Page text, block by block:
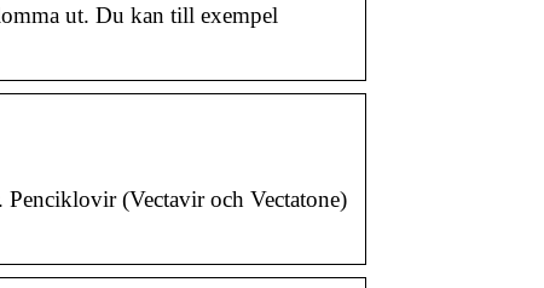
ut. Du kan till exempel
(Vectavir och Vectatone)